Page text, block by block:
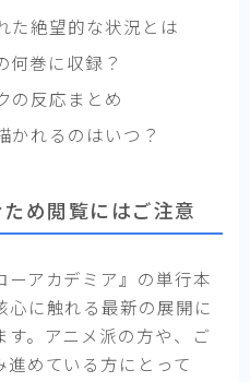
た絶望的な状況とは
何巻に収録？
の反応まとめ
かれるのはいつ？
め閲覧にはご注意
アカデミア』の単行本
に触れる最新の展開に
。アニメ派の方や、ご
めている方にとって